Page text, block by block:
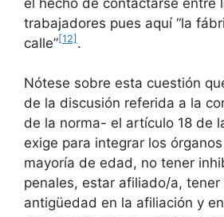
trabajadores pues aquí “la
calle”[12] .
Nótese sobre esta cuestión
de la discusión referida a la
de la norma- el artículo 18 de
exige para integrar los
mayoría de edad, no tener
penales, estar afiliado/a,
antigüedad en la afiliación y